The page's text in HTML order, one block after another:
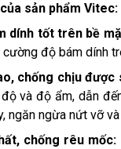
sản phẩm Vitec:
dính tốt trên bề
độ bám dính
chống chịu được
và độ ẩm, dẫn
ngăn ngừa nứt vỡ
chống rêu mốc: